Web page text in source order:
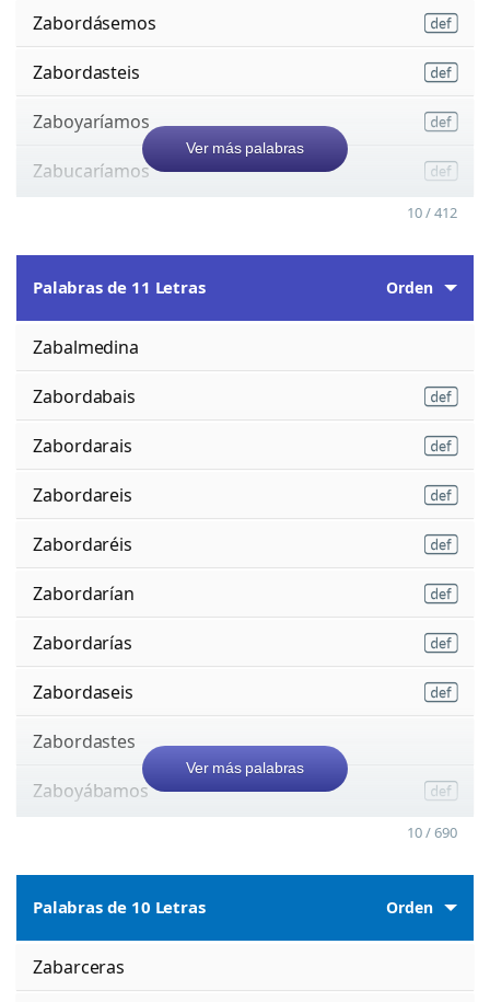
Zabordásemos
Zabordasteis
Zaboyaríamos
Zabucaríamos
Ver más palabras
10 / 412
Palabras de 11 Letras Orden
Zabalmedina
Zabordabais
Zabordarais
Zabordareis
Zabordaréis
Zabordarían
Zabordarías
Zabordaseis
Zabordastes
Zaboyábamos
Ver más palabras
10 / 690
Palabras de 10 Letras Orden
Zabarceras